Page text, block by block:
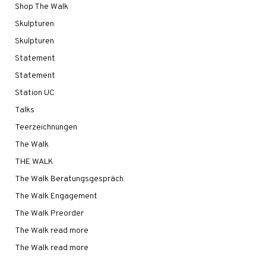
Shop The Walk
Skulpturen
Skulpturen
Statement
Statement
Station UC
Talks
Teerzeichnungen
The Walk
THE WALK
The Walk Beratungsgespräch
The Walk Engagement
The Walk Preorder
The Walk read more
The Walk read more